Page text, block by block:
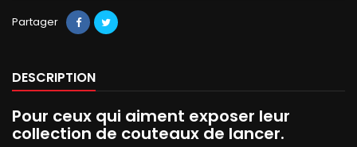
Partager
DESCRIPTION
Pour ceux qui aiment exposer leur
collection de couteaux de lancer.